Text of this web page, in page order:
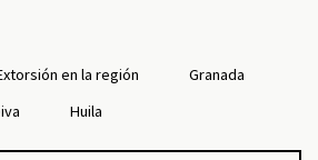
en la región
Granada
Huila